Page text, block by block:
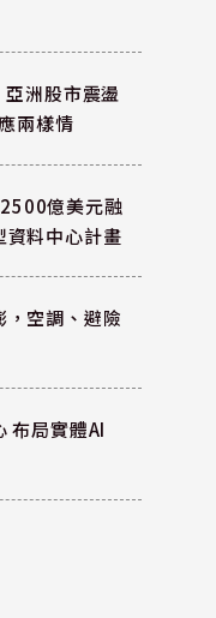
洲股市震盪
兩樣情
億美元融
料中心計畫
，空調、避險
布局實體AI